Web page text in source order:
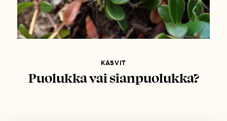
KASVIT
Puolukka vai sianpuolukka?